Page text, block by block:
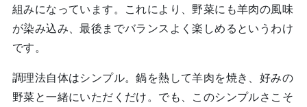
組みになっています。これにより、野菜にも羊肉の風味
が染み込み、最後までバランスよく楽しめるというわけ
です。
調理法自体はシンプル。鍋を熱して羊肉を焼き、好みの
野菜と一緒にいただくだけ。でも、このシンプルさこそ